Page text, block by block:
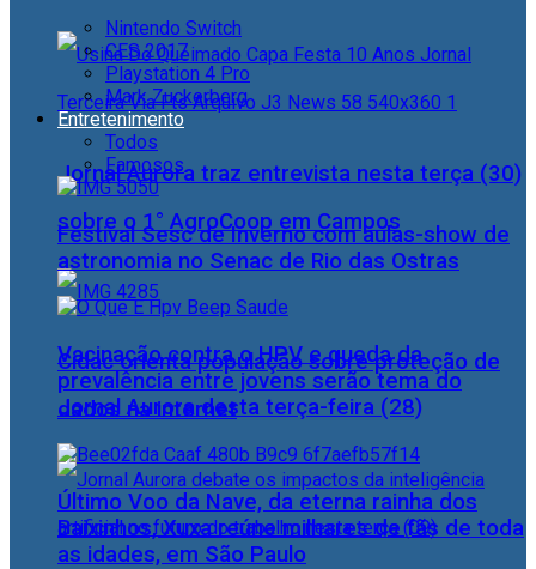
Jornal Aurora traz entrevista nesta terça (30)
sobre o 1° AgroCoop em Campos
Cidac orienta população sobre proteção de
dados na internet
Nintendo Switch
CES 2017
Playstation 4 Pro
Mark Zuckerberg
Entretenimento
Todos
Famosos
Festival Sesc de Inverno com aulas-show de
astronomia no Senac de Rio das Ostras
Vacinação contra o HPV e queda da
prevalência entre jovens serão tema do
Jornal Aurora desta terça-feira (28)
Último Voo da Nave, da eterna rainha dos
Baixinhos, Xuxa reúne milhares de fãs de toda
as idades, em São Paulo